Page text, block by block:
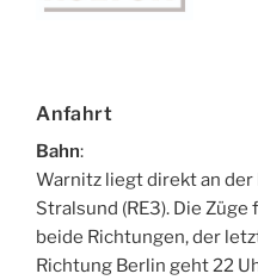
Anfahrt
Bahn:
Warnitz liegt direkt an
Stralsund (RE3). Die
beide Richtungen, der
Richtung Berlin geht 22